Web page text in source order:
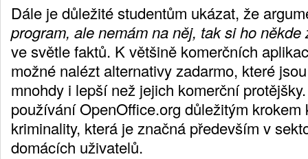
Dále je důležité studentům ukázat, že
program, ale nemám na něj, tak si ho někde
ve světle faktů. K většině komerčních
možné nalézt alternativy zadarmo, které
mnohdy i lepší než jejich komerční
používání OpenOffice.org důležitým
kriminality, která je značná především v
domácích uživatelů.